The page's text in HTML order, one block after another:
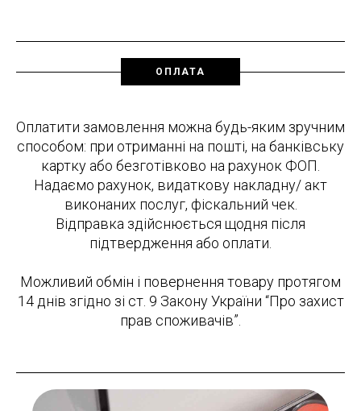
ОПЛАТА
Оплатити замовлення можна будь-яким зручним
способом: при отриманні на пошті, на банківську
картку або безготівково на рахунок ФОП.
Надаємо рахунок, видаткову накладну/ акт
виконаних послуг, фіскальний чек.
Відправка здійснюється щодня після
підтвердження або оплати.
Можливий обмін і повернення товару протягом
14 днів згідно зі ст. 9 Закону України “Про захист
прав споживачів”.